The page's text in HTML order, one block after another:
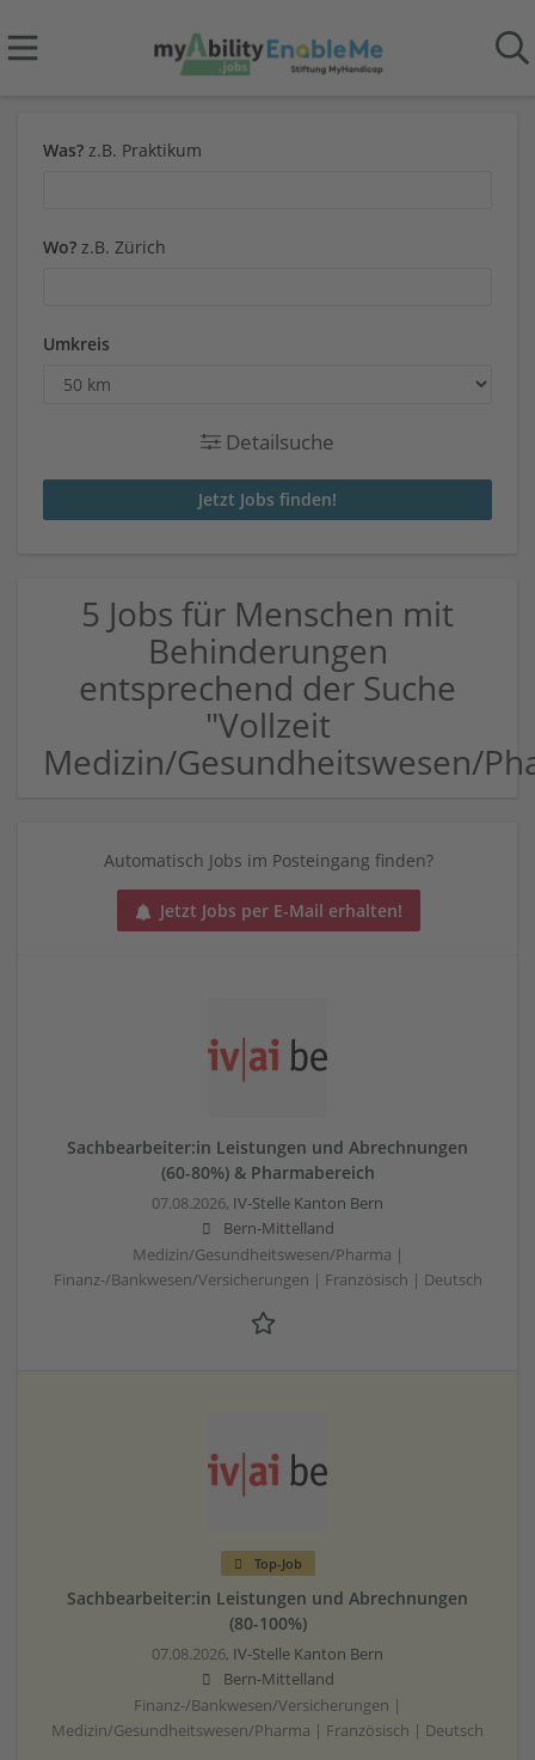
Was? z.B. Praktikum
Wo? z.B. Zürich
Umkreis
Detailsuche
5 Jobs für Menschen mit
Behinderungen
entsprechend der Suche
"Vollzeit
Medizin/Gesundheitswesen/
Automatisch Jobs im Posteingang finden?
Jetzt Jobs per E-Mail erhalten!
Sachbearbeiter:in Leistungen und Abrechnungen
(60-80%) & Pharmabereich
07.08.2026, IV-Stelle Kanton Bern
Bern-Mittelland
Medizin/Gesundheitswesen/Pharma |
Finanz-/Bankwesen/Versicherungen | Französisch | Deutsch
Top-Job
Sachbearbeiter:in Leistungen und Abrechnungen
(80-100%)
07.08.2026, IV-Stelle Kanton Bern
Bern-Mittelland
Finanz-/Bankwesen/Versicherungen |
Medizin/Gesundheitswesen/Pharma | Französisch | Deutsch